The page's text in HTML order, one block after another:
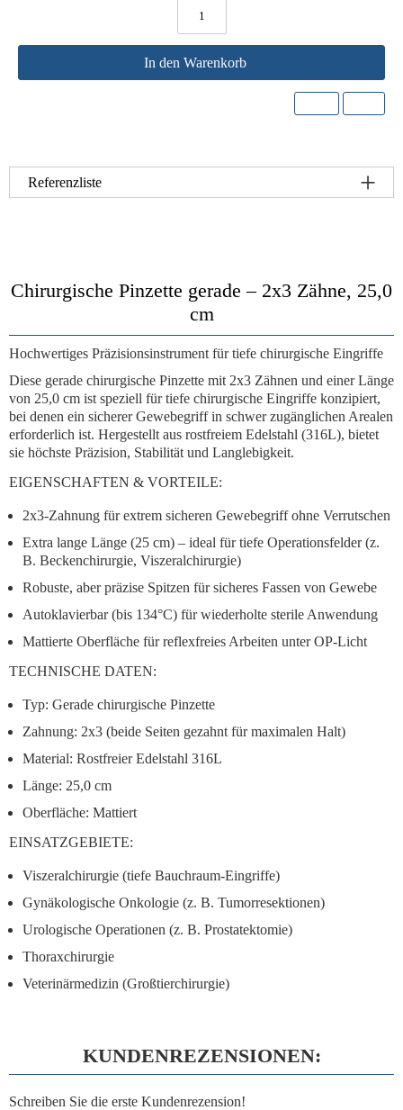
In den Warenkorb
Referenzliste
Chirurgische Pinzette gerade – 2x3 Zähne, 25,0
cm
Hochwertiges Präzisionsinstrument für tiefe chirurgische Eingriffe
Diese gerade chirurgische Pinzette mit 2x3 Zähnen und einerLänge
von 25,0 cm ist speziell für tiefe chirurgische Eingriffe konzipiert,
bei denen ein sicherer Gewebegriff in schwer zugänglichen Arealen
erforderlich ist. Hergestellt aus rostfreiem Edelstahl (316L), bietet
sie höchste Präzision, Stabilität und Langlebigkeit.
EIGENSCHAFTEN & VORTEILE:
2x3-Zahnung für extrem sicheren Gewebegriff ohne Verrutschen
Extra lange Länge (25 cm) – ideal für tiefe Operationsfelder (z.
B. Beckenchirurgie, Viszeralchirurgie)
Robuste, aber präzise Spitzen für sicheres Fassen von Gewebe
Autoklavierbar(bis 134°C) für wiederholte sterile Anwendung
Mattierte Oberfläche für reflexfreies Arbeiten unter OP-Licht
TECHNISCHE DATEN:
Typ: Gerade chirurgische Pinzette
Zahnung: 2x3 (beide Seiten gezahnt für maximalen Halt)
Material: Rostfreier Edelstahl 316L
Länge: 25,0 cm
Oberfläche: Mattiert
EINSATZGEBIETE:
Viszeralchirurgie (tiefe Bauchraum-Eingriffe)
Gynäkologische Onkologie (z. B. Tumorresektionen)
Urologische Operationen (z. B. Prostatektomie)
Thoraxchirurgie
Veterinärmedizin (Großtierchirurgie)
KUNDENREZENSIONEN:
Schreiben Sie die erste Kundenrezension!